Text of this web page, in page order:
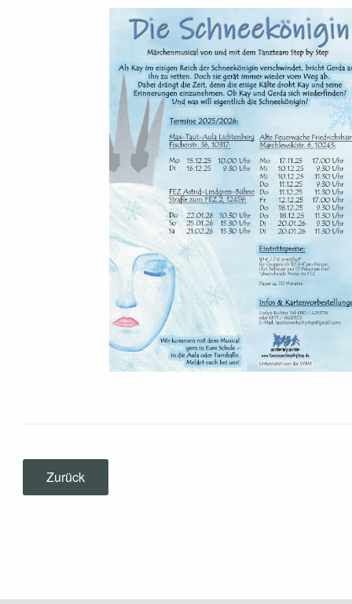
Zurück